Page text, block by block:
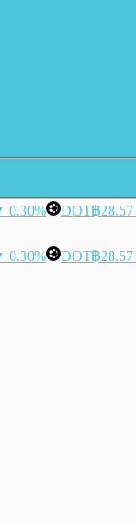
0.30% DOT฿28.57
0.30% DOT฿28.57